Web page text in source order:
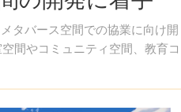
タバース空間での協業に向け開
間やコミュニティ空間、教育コ